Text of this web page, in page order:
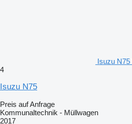
Isuzu N75
4
Isuzu N75
Preis auf Anfrage
Kommunaltechnik - Müllwagen
2017